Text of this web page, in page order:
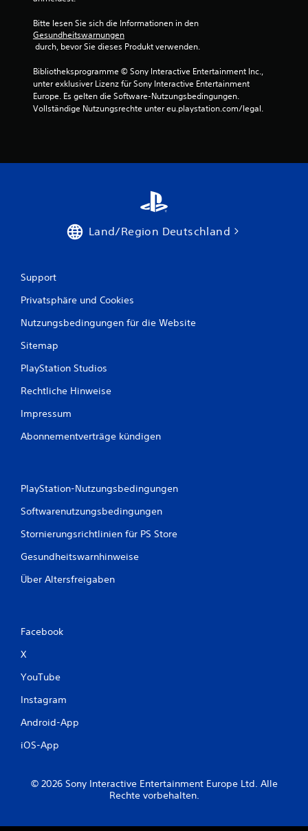
Bitte lesen Sie sich die Informationen in den
Gesundheitswarnungen
durch, bevor Sie dieses Produkt verwenden.
Bibliotheksprogramme © Sony Interactive Entertainment Inc.,
unter exklusiver Lizenz für Sony Interactive Entertainment
Europe. Es gelten die Software-Nutzungsbedingungen.
Vollständige Nutzungsrechte unter eu.playstation.com/legal.
Land/Region Deutschland
Support
Privatsphäre und Cookies
Nutzungsbedingungen für die Website
Sitemap
PlayStation Studios
Rechtliche Hinweise
Impressum
Abonnementverträge kündigen
PlayStation-Nutzungsbedingungen
Softwarenutzungsbedingungen
Stornierungsrichtlinien für PS Store
Gesundheitswarnhinweise
Über Altersfreigaben
Facebook
X
YouTube
Instagram
Android-App
iOS-App
© 2026 Sony Interactive Entertainment Europe Ltd. Alle
Rechte vorbehalten.